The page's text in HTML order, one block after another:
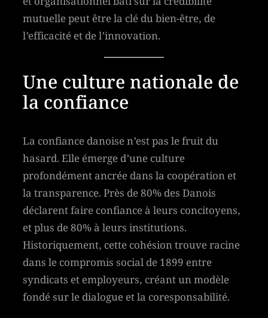
et organisationnel bâti sur la crédibilité
mutuelle peut être la clé du bien-être, de
l’efficacité et de l’innovation.
Une culture nationale de
la confiance
La confiance danoise n’est pas le fruit du
hasard. Elle émerge d’une culture
profondément ancrée dans la coopération et
la transparence. Près de 80% des Danois
déclarent faire confiance à leurs concitoyens,
et plus de 80% à leurs institutions.
Historiquement, cette cohésion trouve racine
dans le compromis social de 1899 entre
syndicats et employeurs, créant un modèle
fondé sur le dialogue et la coresponsabilité.